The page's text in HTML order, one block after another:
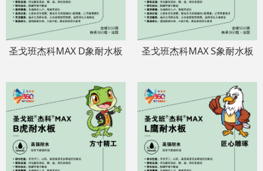
圣戈班杰科MAX D象耐水板 圣戈班杰科MAX S象耐水板